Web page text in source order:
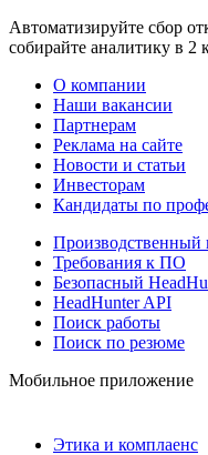
Автоматизируйте сбор
собирайте аналитику в 2
О компании
Наши вакансии
Партнерам
Реклама на сайте
Новости и статьи
Инвесторам
Кандидаты по
Производственный
Требования к ПО
Безопасный
HeadHunter API
Поиск работы
Поиск по резюме
Мобильное приложение
Этика и комплаенс